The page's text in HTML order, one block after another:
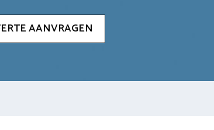
AANVRAGEN